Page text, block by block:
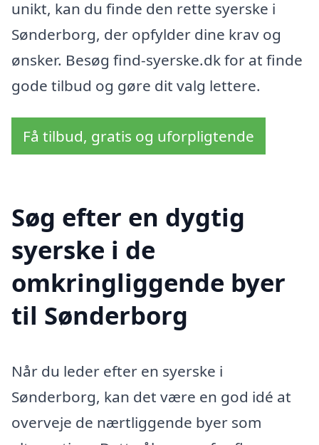
unikt, kan du finde den rette syerske i
Sønderborg, der opfylder dine krav og
ønsker. Besøg find-syerske.dk for at finde
gode tilbud og gøre dit valg lettere.
Få tilbud, gratis og uforpligtende
Søg efter en dygtig
syerske i de
omkringliggende byer
til Sønderborg
Når du leder efter en syerske i
Sønderborg, kan det være en god idé at
overveje de nærtliggende byer som